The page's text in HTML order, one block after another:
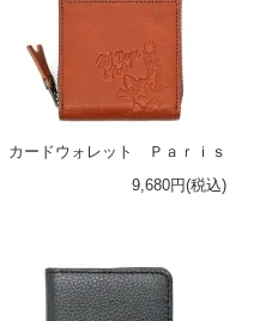
カードウォレット Ｐａｒｉｓ
9,680円(税込)